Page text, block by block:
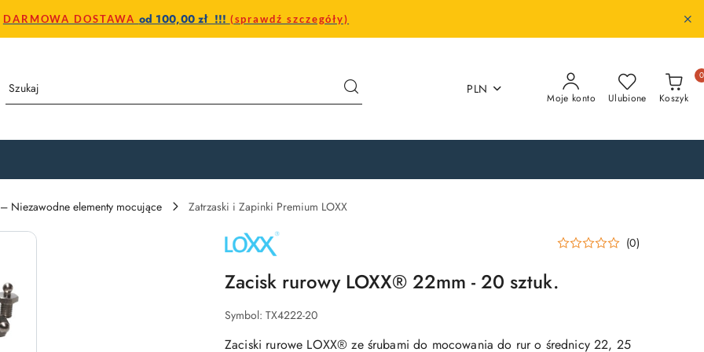
DARMOWA DOSTAWA od 100,00 zł !!! (sprawdź szczegóły)
PLN
Moje konto Ulubione Koszyk
0
Niezawodne elementy mocujące
Zatrzaski i Zapinki Premium LOXX
LOXX
–
ZATRZASKI
SYSTEMY
MOCOWAŃ
JACHTÓW,
PLANDEK
CAMPERÓW
(0)
Zacisk rurowy LOXX® 22mm - 20 sztuk.
Symbol: TX4222-20
Zaciski rurowe LOXX® ze śrubami do mocowania do rur o średnicy 22, 25